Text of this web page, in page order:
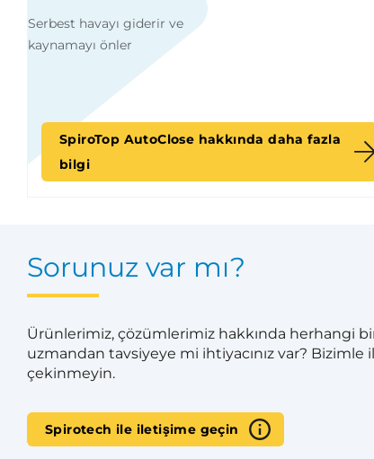
Serbest havayı giderir ve
kaynamayı önler
SpiroTop AutoClose hakkında daha fazla
bilgi
Sorunuz var mı?
Ürünlerimiz, çözümlerimiz hakkında herhangi
uzmandan tavsiyeye mi ihtiyacınız var?
çekinmeyin.
Spirotech ile iletişime geçin